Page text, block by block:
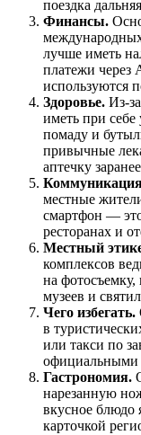
поездка
Финансы.
лучше иметь
платежи через
используются
Здоровье. Из-
иметь при
помаду и
привычные
аптечку
местные
смартфон —
ресторанах и
Местный
комплексов
на фотосъемку,
музеев и
Чего избегать.
в
или такси по
официальными
Гастрономия.
нарезанную
вкусное блюдо
карточкой